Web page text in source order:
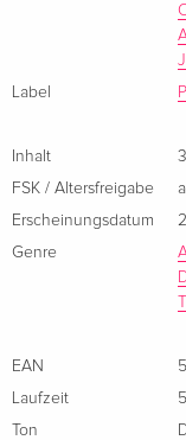
- Die Wahrheit ist
- Die Lüge ist die
- Kein Ausweg aus
- Die Illusion der
Label
Inhalt
FSK / Altersfreigabe
Erscheinungsdatum
Genre
EAN
Laufzeit
Ton